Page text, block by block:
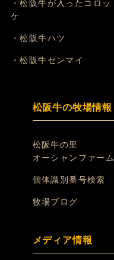
・松阪牛が入ったコロッ
ケ
・松阪牛ハツ
・松阪牛センマイ
松阪牛の牧場情報
松阪牛の里
オーシャンファーム
個体識別番号検索
牧場ブログ
メディア情報